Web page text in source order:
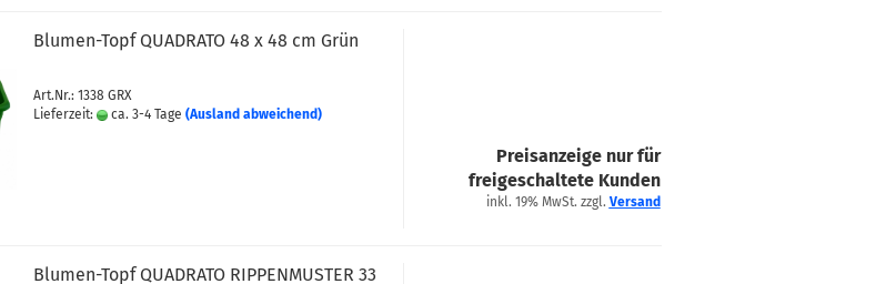
Blumen-Topf QUADRATO 48 x 48 cm Grün
Art.Nr.: 1338 GRX
Lieferzeit:
ca. 3-4 Tage (Ausland abweichend)
Preisanzeige nur für
freigeschaltete Kunden
inkl. 19% MwSt. zzgl. Versand
Blumen-Topf QUADRATO RIPPENMUSTER 33